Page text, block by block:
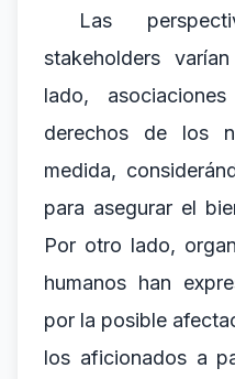
Las
stakeholders
lado,
derechos de los
medida,
para asegurar el
Por otro lado,
humanos han
por la posible
los aficionados a